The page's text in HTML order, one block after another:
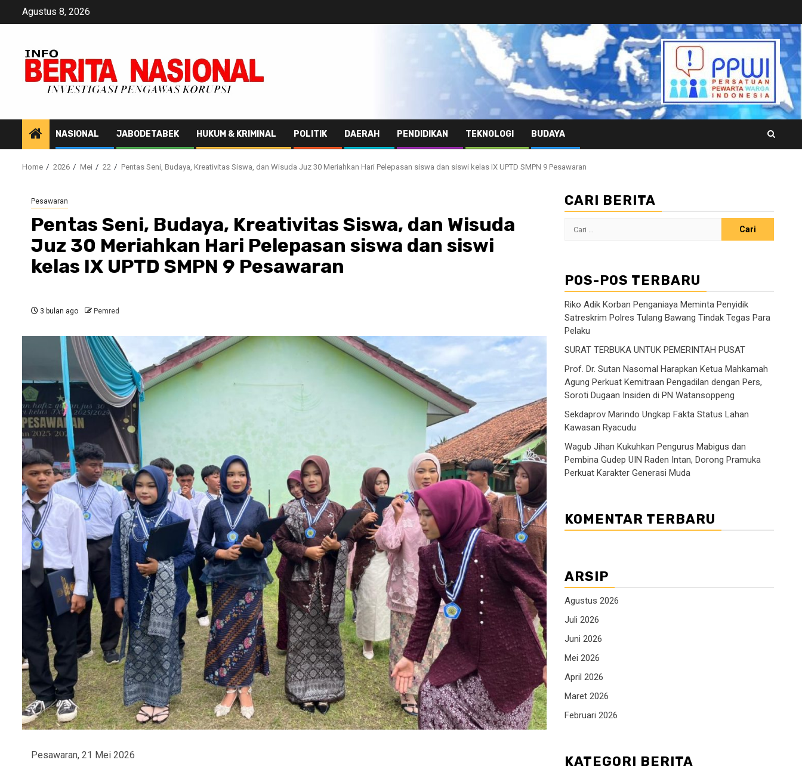
Agustus 8, 2026
NASIONAL JABODETABEK HUKUM & KRIMINAL POLITIK DAERAH PENDIDIKAN TEKNOLOGI BUDAYA
Home 2026 Mei 22 Pentas Seni, Budaya, Kreativitas Siswa, dan Wisuda Juz 30 Meriahkan Hari Pelepasan siswa dan siswi kelas IX UPTD SMPN 9 Pesawaran
Pesawaran
Pentas Seni, Budaya, Kreativitas Siswa, dan Wisuda
Juz 30 Meriahkan Hari Pelepasan siswa dan siswi
kelas IX UPTD SMPN 9 Pesawaran
3 bulan ago Pemred
Pesawaran, 21 Mei 2026
CARI BERITA
Cari
POS-POS TERBARU
Riko Adik Korban Penganiaya Meminta Penyidik
Satreskrim Polres Tulang Bawang Tindak Tegas Para
Pelaku
SURAT TERBUKA UNTUK PEMERINTAH PUSAT
Prof. Dr. Sutan Nasomal Harapkan Ketua Mahkamah
Agung Perkuat Kemitraan Pengadilan dengan Pers,
Soroti Dugaan Insiden di PN Watansoppeng
Sekdaprov Marindo Ungkap Fakta Status Lahan
Kawasan Ryacudu
Wagub Jihan Kukuhkan Pengurus Mabigus dan
Pembina Gudep UIN Raden Intan, Dorong Pramuka
Perkuat Karakter Generasi Muda
KOMENTAR TERBARU
ARSIP
Agustus 2026
Juli 2026
Juni 2026
Mei 2026
April 2026
Maret 2026
Februari 2026
KATEGORI BERITA